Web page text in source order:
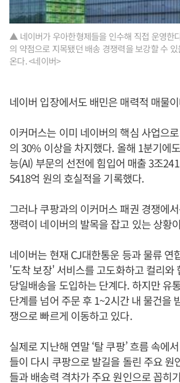
▲ 네이버가 우아한형제들을 인수해 직접 운영한
의 약점으로 지목됐던 배송 경쟁력을 보강할 수
온다. <네이버>
네이버 입장에서도 배민은 매력적 매물
이커머스는 이미 네이버의 핵심 사업으
의 30% 이상을 차지했다. 올해 1분기에
능(AI) 부문의 선전에 힘입어 매출 3조
5418억 원의 호실적을 기록했다.
그러나 쿠팡과의 이커머스 패권 경쟁에
쟁력이 네이버의 발목을 잡고 있는 상황
네이버는 현재 CJ대한통운 등과 물류 연
'도착 보장' 서비스를 고도화하고 컬리와
당일배송을 도입하는 단계다. 하지만 유
단계를 넘어 주문 후 1~2시간 내 물건을
쟁으로 빠르게 이동하고 있다.
실제로 지난해 연말 ‘탈 쿠팡’ 흐름 속에
들이 다시 쿠팡으로 발길을 돌린 주요 원
들과 배송력 격차가 주요 원인으로 꼽히